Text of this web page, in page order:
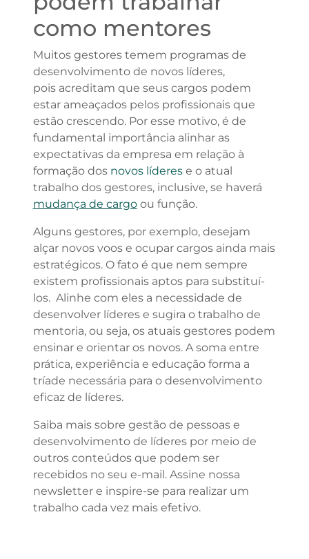
como mentores
Muitos gestores temem programas de
desenvolvimento de novos líderes,
pois acreditam que seus cargos podem
estar ameaçados pelos profissionais que
estão crescendo. Por esse motivo, é de
fundamental importância alinhar as
expectativas da empresa em relação à
formação dosnovos líderese o atual
trabalho dos gestores, inclusive, se haverá
mudança de cargoou função.
Alguns gestores, por exemplo, desejam
alçar novos voos e ocupar cargos ainda mais
estratégicos. O fato é que nem sempre
existem profissionais aptos para substituí-
los. Alinhe com eles a necessidade de
desenvolver líderes e sugira o trabalho de
mentoria, ou seja, os atuais gestores podem
ensinar e orientar os novos. A soma entre
prática, experiência e educação forma a
tríade necessária para o desenvolvimento
eficaz de líderes.
Saiba mais sobre gestão de pessoas e
desenvolvimento de líderes por meio de
outros conteúdos que podem ser
recebidos no seu e-mail. Assine nossa
newsletter e inspire-se para realizar um
trabalho cada vez mais efetivo.